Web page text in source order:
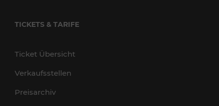
TICKETS & TARIFE
Ticket Übersicht
Verkaufsstellen
Preisarchiv